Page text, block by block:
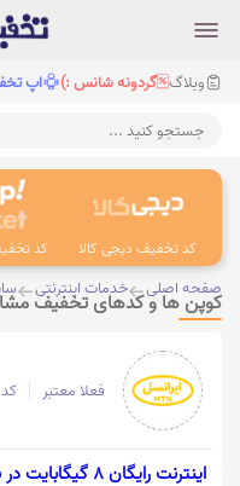
وبلاگ گردونه شانس :) اپ
جستجو کنید ...
کد تخفیف دیجی کالا کد
صفحه اصلی خدمات اینترنتی
کوپن ها و کدهای تخفیف
فعلا معتبر
اینترنت رایگان 8 گیگابایت در طرح دو سر برد ایرانسل